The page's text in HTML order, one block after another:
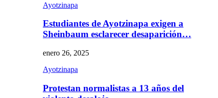
Ayotzinapa
Estudiantes de Ayotzinapa exigen a
Sheinbaum esclarecer desaparición…
enero 26, 2025
Ayotzinapa
Protestan normalistas a 13 años del